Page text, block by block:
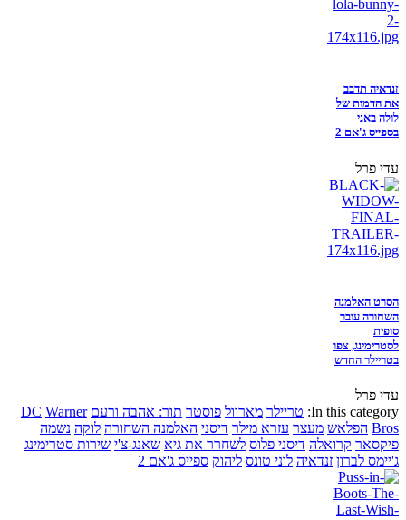
זנדאיה תדבב
את הדמות של
לולה באני
בספייס ג'אם 2
עדי פרל
הסרט האלמנה
השחורה עובר
סופית
לסטרימינג, צפו
בטריילר החדש
עדי פרל
In this category: טריילר מארוול פוסטר תור: אהבה ורעם DC Warner
Bros הפלאש מעצר עזרא מילר דיסני האלמנה השחורה לוקה נשמה
פיקסאר קרואלה דיסני פלוס לשחרר את גיא שאנג-צ'י שירות סטרימינג
ג'יימס לברון זנדאיה לוני טונס ליהוק ספייס ג'אם 2